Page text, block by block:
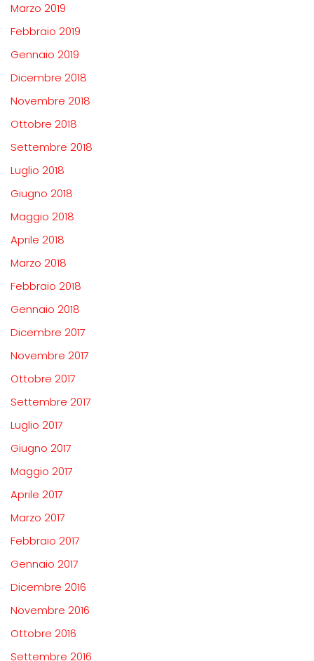
Marzo 2019
Febbraio 2019
Gennaio 2019
Dicembre 2018
Novembre 2018
Ottobre 2018
Settembre 2018
Luglio 2018
Giugno 2018
Maggio 2018
Aprile 2018
Marzo 2018
Febbraio 2018
Gennaio 2018
Dicembre 2017
Novembre 2017
Ottobre 2017
Settembre 2017
Luglio 2017
Giugno 2017
Maggio 2017
Aprile 2017
Marzo 2017
Febbraio 2017
Gennaio 2017
Dicembre 2016
Novembre 2016
Ottobre 2016
Settembre 2016